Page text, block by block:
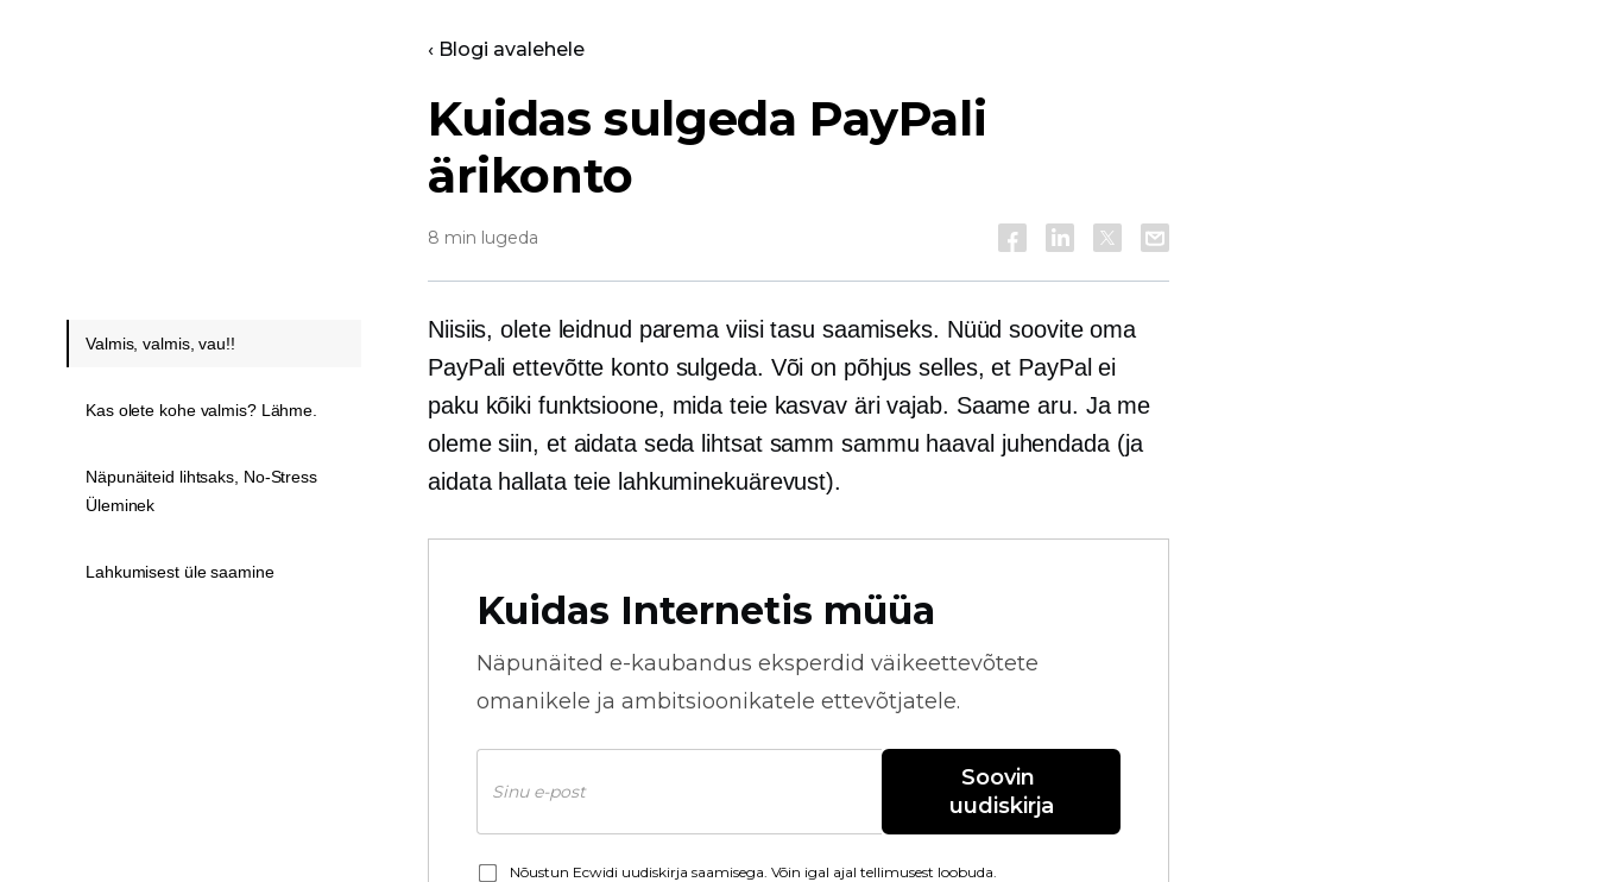
‹ Blogi avalehele
Kuidas sulgeda PayPali
ärikonto
8 min lugeda
Niisiis, olete leidnud parema viisi tasu saamiseks. Nüüd soovite oma
PayPali ettevõtte konto sulgeda. Või on põhjus selles, et PayPal ei
paku kõiki funktsioone, mida teie kasvav äri vajab. Saame aru. Ja me
oleme siin, et aidata seda lihtsat samm sammu haaval juhendada (ja
aidata hallata teie lahkuminekuärevust).
Kuidas Internetis müüa
Näpunäited e-kaubandus eksperdid väikeettevõtete
omanikele ja ambitsioonikatele ettevõtjatele.
Soovin
uudiskirja
Nõustun Ecwidi uudiskirja saamisega. Võin igal ajal tellimusest loobuda.
Valmis, valmis, vau!!
Kas olete kohe valmis? Lähme.
Näpunäiteid lihtsaks, No-Stress
Üleminek
Lahkumisest üle saamine